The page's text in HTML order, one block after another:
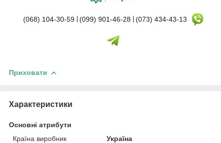
(068) 104-30-59 (099) 901-46-28 (073) 434-43-13
Приховати
Характеристики
Основні атрибути
Країна виробник
Україна